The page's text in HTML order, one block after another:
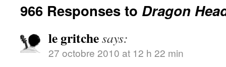
966 Responses to Dragon
le gritchesays:
27 octobre 2010 at 12 h 22 min